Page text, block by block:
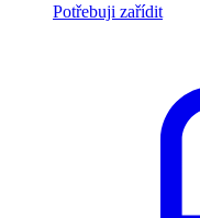
Potřebuji zařídit